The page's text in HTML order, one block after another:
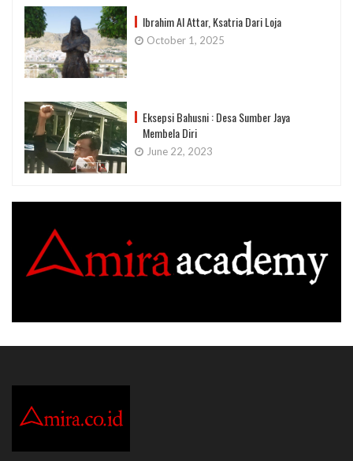
Ibrahim Al Attar, Ksatria Dari Loja
October 1, 2025
Eksepsi Bahusni : Desa Sumber Jaya
Membela Diri
June 22, 2023